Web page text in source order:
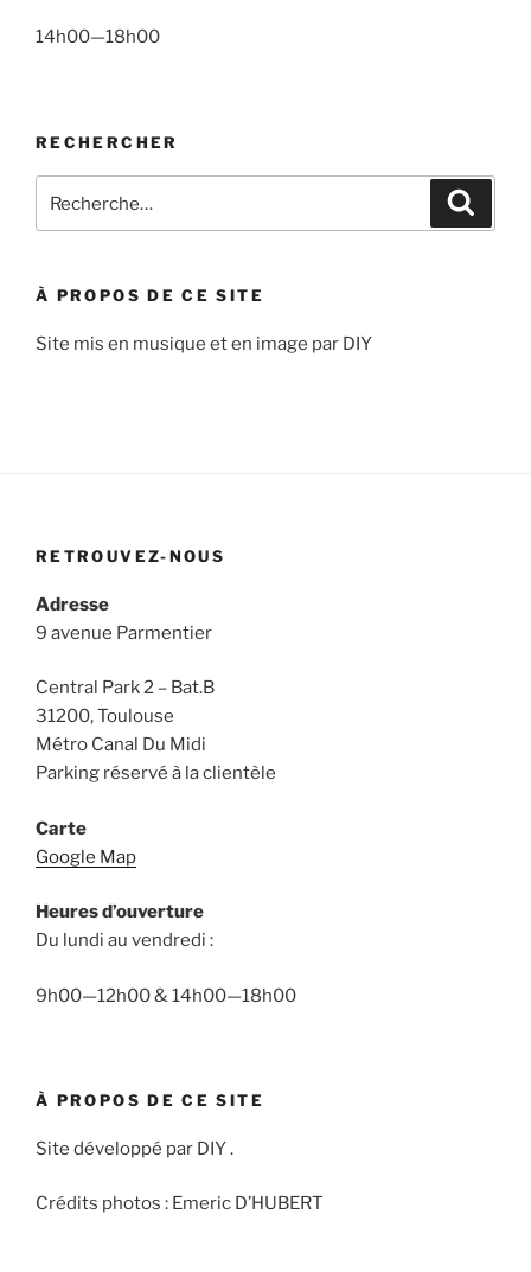
14h00—18h00
RECHERCHER
pour
À PROPOS DE CE SITE
Site mis en musique et en image par DIY
RETROUVEZ-NOUS
Adresse
9 avenue Parmentier
Central Park 2 – Bat.B
31200, Toulouse
Métro Canal Du Midi
Parking réservé à la clientèle
Carte
Google Map
Heures d’ouverture
Du lundi au vendredi :
9h00—12h00 & 14h00—18h00
À PROPOS DE CE SITE
Site développé par DIY .
Crédits photos : Emeric D’HUBERT